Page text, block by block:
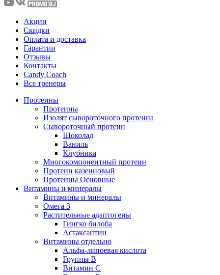
Акции
Скидки
Оплата и доставка
Гарантии
Отзывы
Контакты
Candy Coach
Все тренеры
Протеины
Протеины
Изолят сывороточного протеина
Сывороточный протеин
Шоколад
Ваниль
Клубника
Многокомпонентный протеин
Протеин казеиновый
Протеины Основные
Витамины и минералы
Витамины и минералы
Омега 3
Растительные адаптогены
Гингко билоба
Астаксантин
Витамины отдельно
Альфа-липоевая кислота
Группы B
Витамин С